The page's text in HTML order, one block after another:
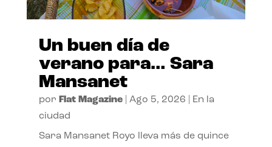
Un buen día de
verano para… Sara
Mansanet
por Flat Magazine| Ago 5, 2026
En la
ciudad
Sara Mansanet Royo lleva más de quince